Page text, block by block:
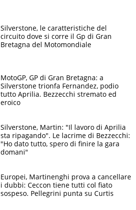
Silverstone, le caratteristiche del
circuito dove si corre il Gp di Gran
Bretagna del Motomondiale
MotoGP, GP di Gran Bretagna: a
Silverstone trionfa Fernandez, podio
tutto Aprilia. Bezzecchi stremato ed
eroico
Silverstone, Martin: "Il lavoro di Aprilia
sta ripagando". Le lacrime di Bezzecchi:
"Ho dato tutto, spero di finire la gara
domani"
Europei, Martinenghi prova a cancellare
i dubbi: Ceccon tiene tutti col fiato
sospeso. Pellegrini punta su Curtis